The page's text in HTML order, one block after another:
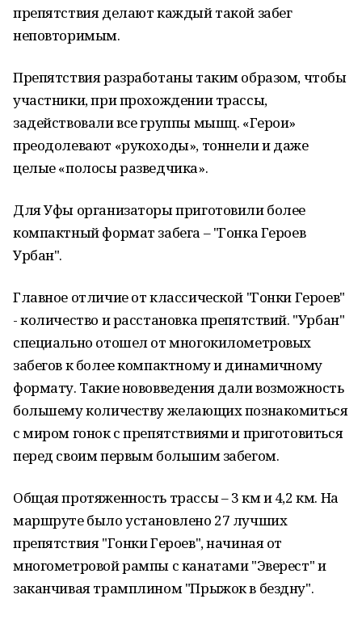
препятствия делают каждый такой забег
неповторимым.
Препятствия разработаны таким образом, чтобы
участники, при прохождении трассы,
задействовали все группы мышц. «Герои»
преодолевают «рукоходы», тоннели и даже
целые «полосы разведчика».
Для Уфы организаторы приготовили более
компактный формат забега – "Гонка Героев
Урбан".
Главное отличие от классической "Гонки Героев"
- количество и расстановка препятствий. "Урбан"
специально отошел от многокилометровых
забегов к более компактному и динамичному
формату. Такие нововведения дали возможность
большему количеству желающих познакомиться
с миром гонок с препятствиями и приготовиться
перед своим первым большим забегом.
Общая протяженность трассы – 3 км и 4,2 км. На
маршруте было установлено 27 лучших
препятствия "Гонки Героев", начиная от
многометровой рампы с канатами "Эверест" и
заканчивая трамплином "Прыжок в бездну".